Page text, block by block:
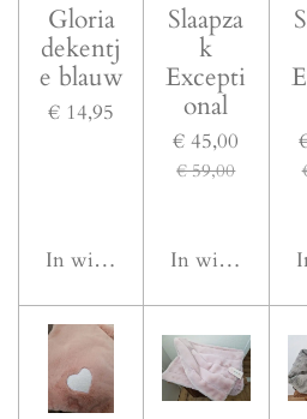
Gloria
dekentj
e blauw
€ 14,95
In winkelwagen
Slaapza
k
Excepti
onal
€ 45,00
€ 59,00
In